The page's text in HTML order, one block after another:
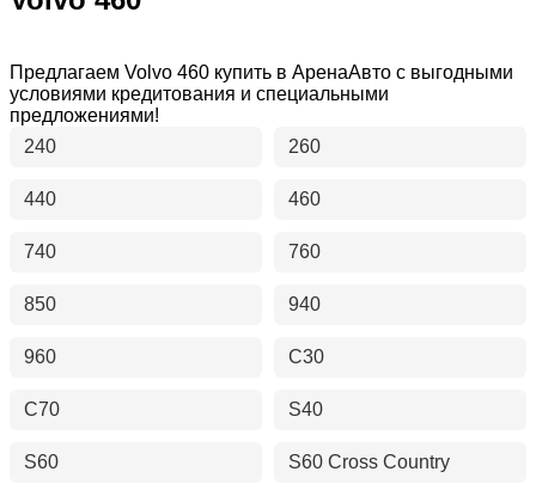
Предлагаем Volvo 460 купить в АренаАвто с выгодными
условиями кредитования и специальными
предложениями!
240
260
440 460
740 760
850 940
960 C30
C70 S40
S60 S60 Cross Country